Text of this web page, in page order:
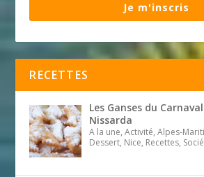
Je m'inscris
RECETTES
Les Ganses du
Nissarda
A la une, Activité, Alpes-
Dessert, Nice, Recettes,